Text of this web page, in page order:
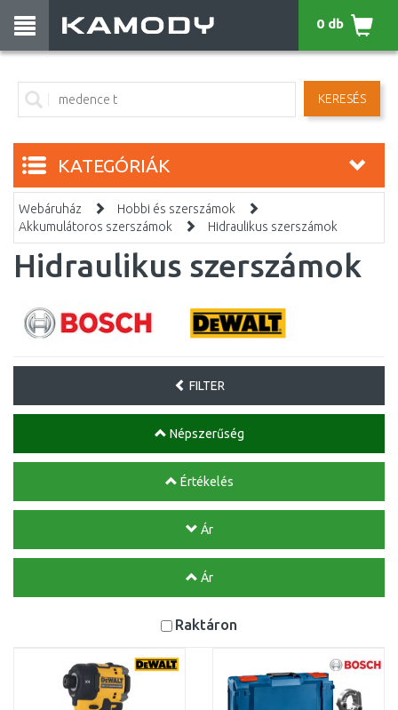
KERESÉS
0 db
KATEGÓRIÁK
Webáruház
Hobbi és szerszámok
Akkumulátoros szerszámok
Hidraulikus szerszámok
Hidraulikus szerszámok
FILTER
Népszerűség
Értékelés
Ár
Ár
Raktáron